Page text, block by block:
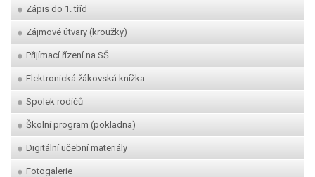
Zápis do 1. tříd
Zájmové útvary (kroužky)
Přijímací řízení na SŠ
Elektronická žákovská knížka
Spolek rodičů
Školní program (pokladna)
Digitální učební materiály
Fotogalerie